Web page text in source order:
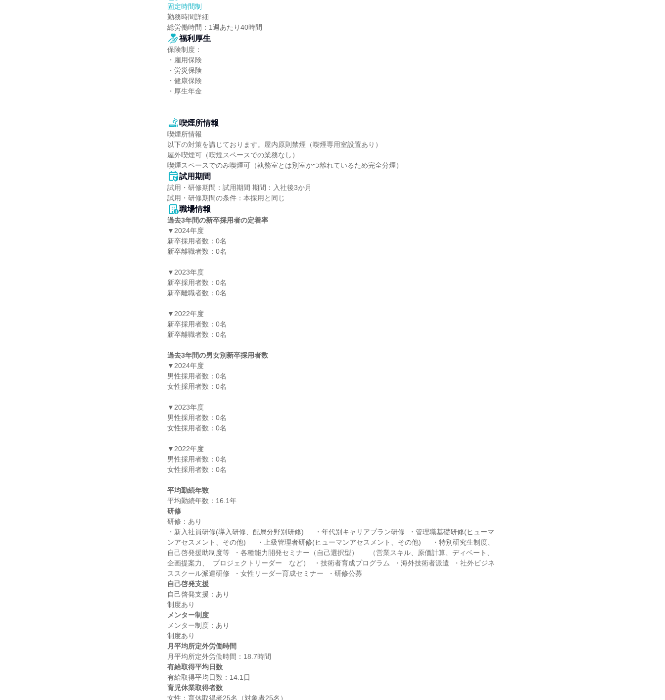
固定時間制
勤務時間詳細
総労働時間：1週あたり40時間
福利厚生
保険制度：
・雇用保険
・労災保険
・健康保険
・厚生年金
喫煙所情報
喫煙所情報
以下の対策を講じております。屋内原則禁煙（喫煙専用室設置あり）
屋外喫煙可（喫煙スペースでの業務なし）
喫煙スペースでのみ喫煙可（執務室とは別室かつ離れているため完全分煙）
試用期間
試用・研修期間：試用期間 期間：入社後3か月
職場情報
過去3年間の新卒採用者の定着率
▼2024年度
新卒採用者数：0名
新卒離職者数：0名
▼2023年度
新卒採用者数：0名
新卒離職者数：0名
▼2022年度
新卒採用者数：0名
新卒離職者数：0名
過去3年間の男女別新卒採用者数
▼2024年度
男性採用者数：0名
女性採用者数：0名
▼2023年度
男性採用者数：0名
女性採用者数：0名
▼2022年度
男性採用者数：0名
女性採用者数：0名
平均勤続年数
研修
研修：あり
・新入社員研修(導入研修、配属分野別研修)　  ・年代別キャリアプラン研修  ・管理職基礎研修(ヒューマ
ンアセスメント、その他)　  ・上級管理者研修(ヒューマンアセスメント、その他)　  ・特別研究生制度、
自己啓発援助制度等  ・各種能力開発セミナー（自己選択型）  　（営業スキル、原価計算、ディベート、
企画提案力、  プロジェクトリーダー　など）  ・技術者育成プログラム  ・海外技術者派遣  ・社外ビジネ
自己啓発支援
自己啓発支援：あり
メンター制度
メンター制度：あり
月平均所定外労働時間
有給取得平均日数
育児休業取得者数
女性：育休取得者25名（対象者25名）